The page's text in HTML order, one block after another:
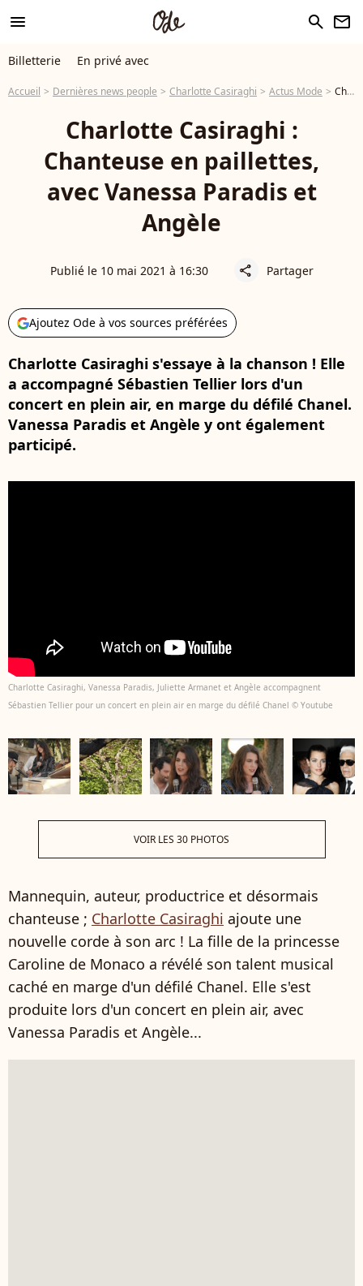
menu search newsletter
Billetterie En privé avec
Accueil Dernières news people Charlotte Casiraghi Actus Mode Charlotte Casiraghi : Chanteuse en paillettes, avec Vanessa Paradis et Angèle
Charlotte Casiraghi :
Chanteuse en paillettes,
avec Vanessa Paradis et
Angèle
Publié le 10 mai 2021 à 16:30 share Partager
Ajoutez Ode à vos sources préférées
Charlotte Casiraghi s'essaye à la chanson ! Elle
a accompagné Sébastien Tellier lors d'un
concert en plein air, en marge du défilé Chanel.
Vanessa Paradis et Angèle y ont également
participé.
Charlotte Casiraghi, Vanessa Paradis, Juliette Armanet et Angèle accompagnent
Sébastien Tellier pour un concert en plein air en marge du défilé Chanel © Youtube
VOIR LES 30 PHOTOS
Mannequin, auteur, productrice et désormais
chanteuse ; Charlotte Casiraghi ajoute une
nouvelle corde à son arc ! La fille de la princesse
Caroline de Monaco a révélé son talent musical
caché en marge d'un défilé Chanel. Elle s'est
produite lors d'un concert en plein air, avec
Vanessa Paradis et Angèle...